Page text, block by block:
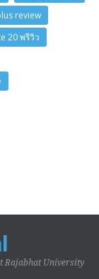
review
20 พรีวิว
Rajabhat University